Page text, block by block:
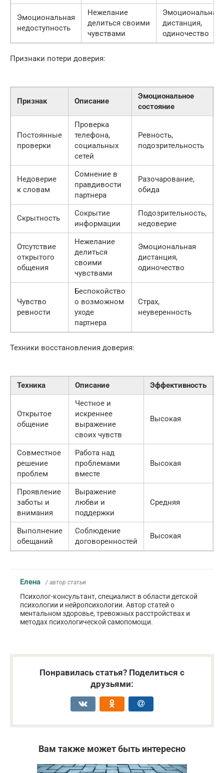
Эмоциональная
недоступность
Нежелание
делиться своими
чувствами
Эмоциональная
дистанция,
одиночество
Признаки потери доверия:
Признак Описание
Эмоциональное
состояние
Постоянные
проверки
Проверка
телефона,
социальных
сетей
Ревность,
подозрительность
Недоверие
к словам
Сомнение в
правдивости
партнера
Разочарование,
обида
Скрытность
Сокрытие
информации
Подозрительность,
недоверие
Отсутствие
открытого
общения
Нежелание
делиться
своими
чувствами
Эмоциональная
дистанция,
одиночество
Чувство
ревности
Беспокойство
о возможном
уходе
партнера
Страх,
неуверенность
Техники восстановления доверия:
Техника Описание Эффективность
Открытое
общение
Честное и
искреннее
выражение
своих чувств
Высокая
Совместное
решение
проблем
Работа над
проблемами
вместе
Высокая
Проявление
заботы и
внимания
Выражение
любви и
поддержки
Средняя
Выполнение
обещаний
Соблюдение
договоренностей
Высокая
Елена / автор статьи
Психолог-консультант, специалист в области детской
психологии и нейропсихологии. Автор статей о
ментальном здоровье, тревожных расстройствах и
методах психологической самопомощи.
Понравилась статья? Поделиться с
друзьями:
Вам также может быть интересно